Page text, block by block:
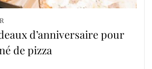
d’anniversaire pour
de pizza